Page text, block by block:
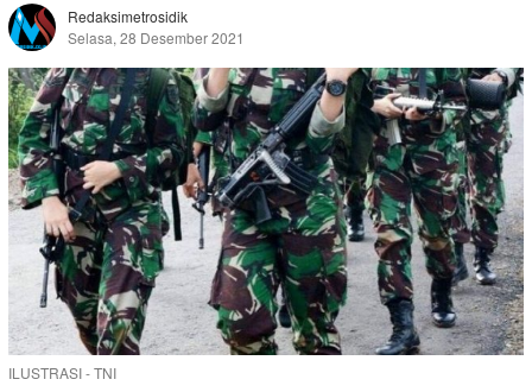
Redaksimetrosidik
Selasa, 28 Desember 2021
ILUSTRASI - TNI